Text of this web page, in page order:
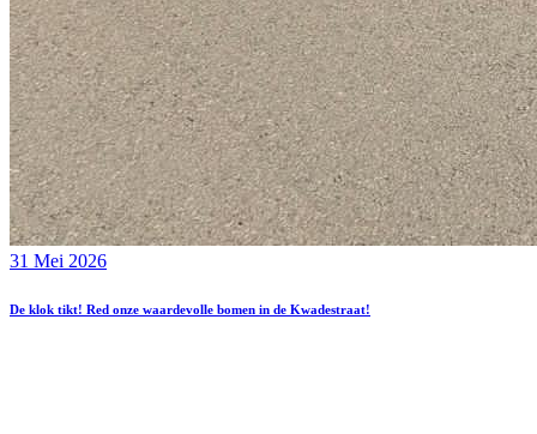
31 Mei 2026
De klok tikt! Red onze waardevolle bomen in de Kwadestraat!